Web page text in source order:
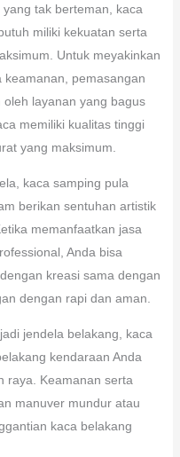
tak berteman, kaca
miliki kekuatan serta
Untuk meyakinkan
pemasangan
layanan yang bagus
memiliki kualitas tinggi
yang maksimum.
kaca samping pula
berikan sentuhan artistik
memanfaatkan jasa
Anda bisa
kreasi sama dengan
dengan rapi dan aman.
jendela belakang, kaca
kendaraan Anda
raya. Keamanan serta
manuver mundur atau
kaca belakang